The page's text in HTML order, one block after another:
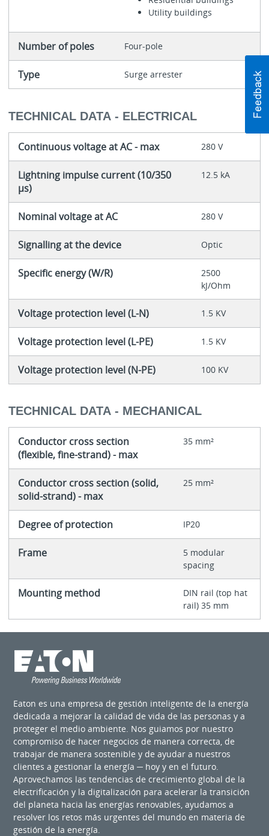
Utility buildings
Number of poles Four-pole
Type Surge arrester
TECHNICAL DATA - ELECTRICAL
Continuous voltage at AC - max 280 V
Lightning impulse current (10/350
µs)
12.5 kA
Nominal voltage at AC 280 V
Signalling at the device Optic
Specific energy (W/R)
2500
kJ/Ohm
Voltage protection level (L-N) 1.5 KV
Voltage protection level (L-PE) 1.5 KV
Voltage protection level (N-PE) 100 KV
TECHNICAL DATA - MECHANICAL
Conductor cross section
(flexible, fine-strand) - max
35 mm²
Conductor cross section (solid,
solid-strand) - max
25 mm²
Degree of protection IP20
Frame
5 modular
spacing
Mounting method
DIN rail (top hat
rail) 35 mm
Eaton es una empresa de gestión inteligente de la energía
dedicada a mejorar la calidad de vida de las personas y a
proteger el medio ambiente. Nos guiamos por nuestro
compromiso de hacer negocios de manera correcta, de
trabajar de manera sostenible y de ayudar a nuestros
clientes a gestionar la energía ─ hoy y en el futuro.
Aprovechamos las tendencias de crecimiento global de la
electrificación y la digitalización para acelerar la transición
del planeta hacia las energías renovables, ayudamos a
resolver los retos más urgentes del mundo en materia de
gestión de la energía.